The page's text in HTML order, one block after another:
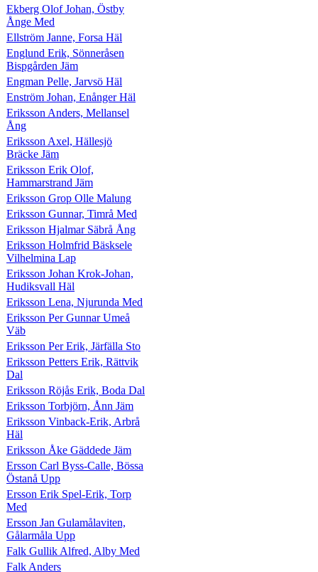
Ekberg Olof Johan, Östby
Ånge Med
Ellström Janne, Forsa Häl
Englund Erik, Sönneråsen
Bispgården Jäm
Engman Pelle, Jarvsö Häl
Enström Johan, Enånger Häl
Eriksson Anders, Mellansel
Ång
Eriksson Axel, Hällesjö
Bräcke Jäm
Eriksson Erik Olof,
Hammarstrand Jäm
Eriksson Grop Olle Malung
Eriksson Gunnar, Timrå Med
Eriksson Hjalmar Säbrå Ång
Eriksson Holmfrid Bäsksele
Vilhelmina Lap
Eriksson Johan Krok-Johan,
Hudiksvall Häl
Eriksson Lena, Njurunda Med
Eriksson Per Gunnar Umeå
Väb
Eriksson Per Erik, Järfälla Sto
Eriksson Petters Erik, Rättvik
Dal
Eriksson Röjås Erik, Boda Dal
Eriksson Torbjörn, Ånn Jäm
Eriksson Vinback-Erik, Arbrå
Häl
Eriksson Åke Gäddede Jäm
Ersson Carl Byss-Calle, Bössa
Östanå Upp
Ersson Erik Spel-Erik, Torp
Med
Ersson Jan Gulamålaviten,
Gålarmåla Upp
Falk Gullik Alfred, Alby Med
Falk Anders